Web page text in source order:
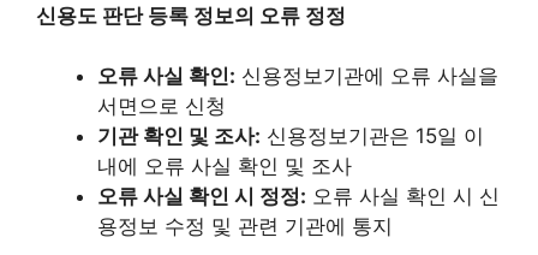
신용도 판단 등록 정보의 오류 정정
오류 사실 확인: 신용정보기관에 오류 사실을
서면으로 신청
기관 확인 및 조사: 신용정보기관은 15일 이
내에 오류 사실 확인 및 조사
오류 사실 확인 시 정정: 오류 사실 확인 시 신
용정보 수정 및 관련 기관에 통지